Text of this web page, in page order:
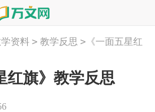
资料 > 教学反思 > 《一面五星红
红旗》教学反思